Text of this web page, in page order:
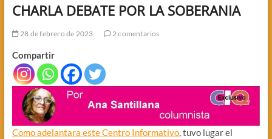
CHARLA DEBATE POR LA SOBERANIA
28 de febrero de 2023 2 comentarios
Compartir
Como adelantara este Centro Informativo, tuvo lugar el